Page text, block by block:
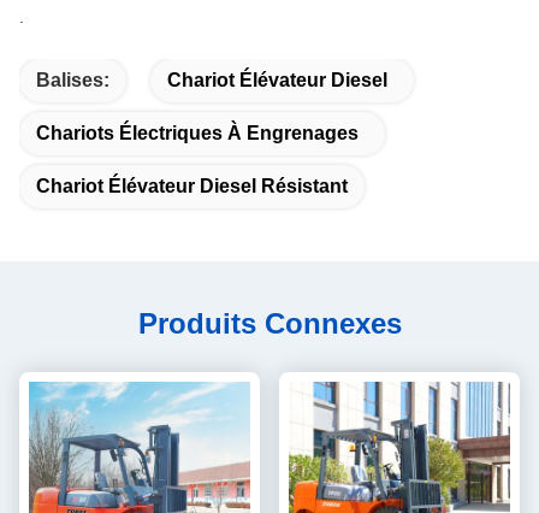
Balises: Chariot Élévateur Diesel
Chariots Électriques À Engrenages
Chariot Élévateur Diesel Résistant
Produits Connexes